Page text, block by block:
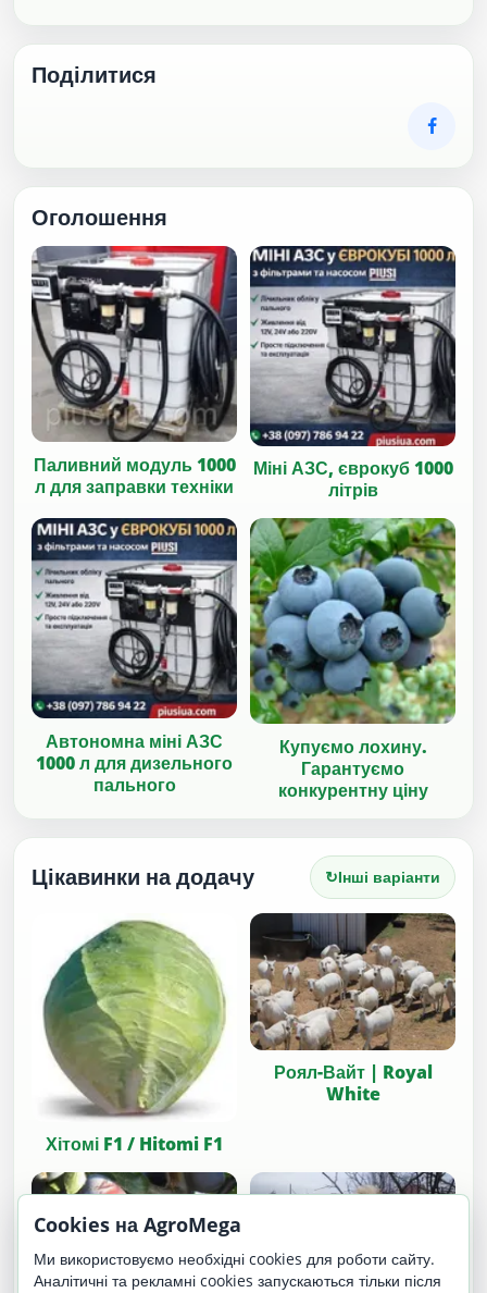
Поділитися
Оголошення
Паливний модуль 1000
л для заправки техніки
Міні АЗС, єврокуб 1000
літрів
Автономна міні АЗС
1000 л для дизельного
пального
Купуємо лохину.
Гарантуємо
конкурентну ціну
Цікавинки на додачу ↻Інші варіанти
Хітомі F1 / Hitomi F1
Роял-Вайт | Royal
White
Cookies на AgroMega
Ми використовуємо необхідні cookies для роботи сайту.
Аналітичні та рекламні cookies запускаються тільки після